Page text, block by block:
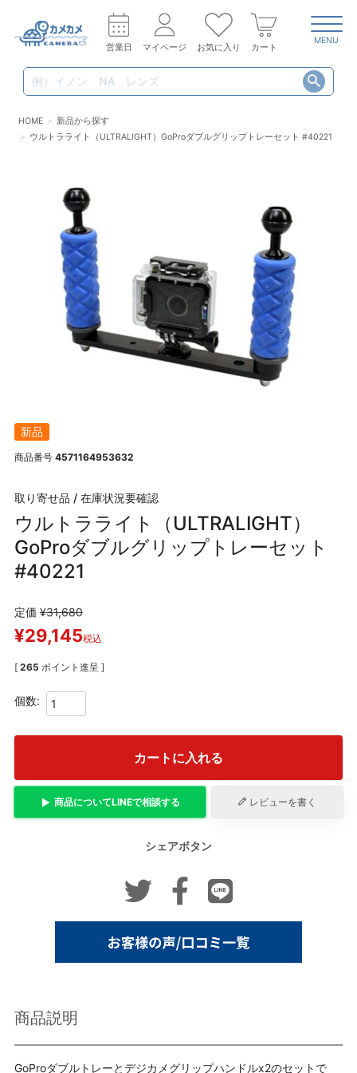
営業日 マイページ お気に入り カート
MENU
HOME
新品から探す
ウルトラライト（ULTRALIGHT）GoProダブルグリップトレーセット #40221
新品
商品番号 4571164953632
取り寄せ品 / 在庫状況要確認
ウルトラライト（ULTRALIGHT）
GoProダブルグリップトレーセット
#40221
定価 ¥31,680
¥29,145税込
[ 265 ポイント進呈 ]
カートに入れる
商品についてLINEで相談する レビューを書く
シェアボタン
商品説明
GoProダブルトレーとデジカメグリップハンドルx2のセットで